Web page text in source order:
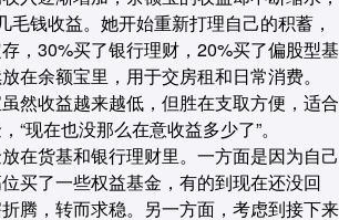
毛钱收益。她开始重新打理自己的积蓄，
，30%买了银行理财，20%买了偏股型基
在余额宝里，用于交房租和日常消费。
然收益越来越低，但胜在支取方便，适合
“现在也没那么在意收益多少了”。
在货基和银行理财里。一方面是因为自己
买了一些权益基金，有的到现在还没回
腾，转而求稳。另一方面，考虑到接下来